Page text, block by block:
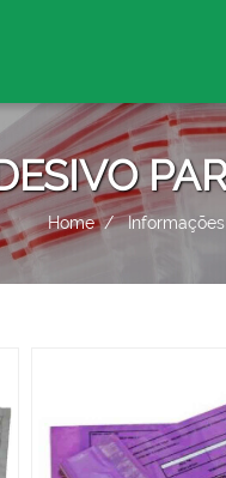
Home Informações